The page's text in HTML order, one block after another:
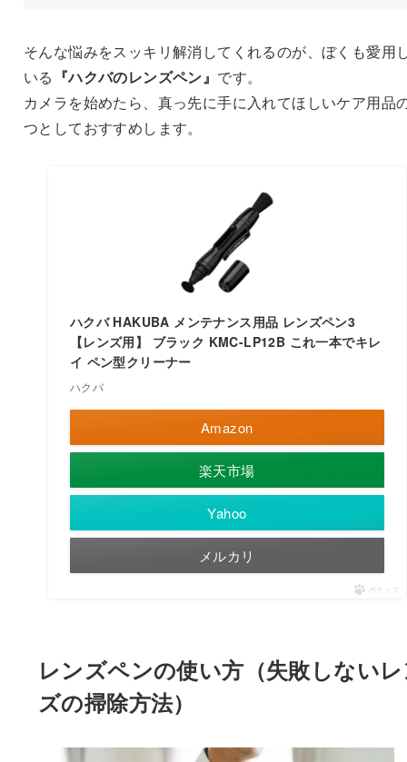
そんな悩みをスッキリ解消してくれるのが、ぼくも愛用
いる 『ハクバのレンズペン』 です。
カメラを始めたら、真っ先に手に入れてほしいケア用品
つとしておすすめします。
ハクバ HAKUBA メンテナンス用品 レンズペン3
【レンズ用】 ブラック KMC-LP12B これ一本でキレ
イ ペン型クリーナー
ハクバ
Amazon
楽天市場
Yahoo
メルカリ
ポチップ
レンズペンの使い方（失敗しない
ズの掃除方法）